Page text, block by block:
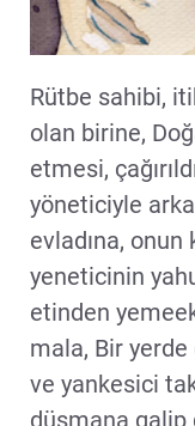
Rütbe sahibi,
olan birine,
etmesi,
yöneticiyle
evladına,
yeneticinin
etinden
mala, Bir yerde
ve yankesici
düşmana galip